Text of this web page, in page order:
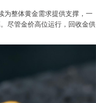
整体黄金需求提供支撑，一
尽管金价高位运行，回收金供